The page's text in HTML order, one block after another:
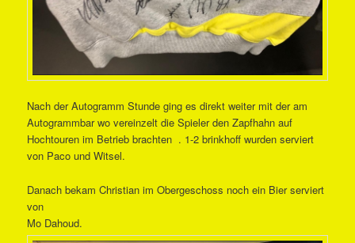
Nach der Autogramm Stunde ging es direkt weiter mit der am
Autogrammbar wo vereinzelt die Spieler den Zapfhahn auf
Hochtouren im Betrieb brachten . 1-2 brinkhoff wurden serviert
von Paco und Witsel.
Danach bekam Christian im Obergeschoss noch ein Bier serviert
von
Mo Dahoud.